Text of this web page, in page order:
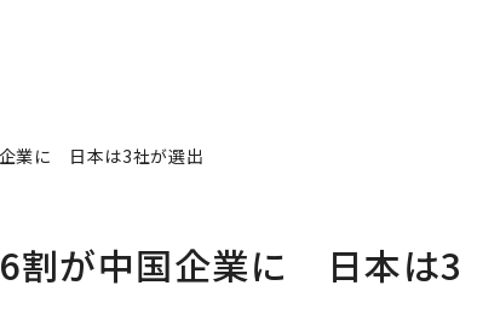
災害への無力感を乗り越
え見つけた、防災一筋20
ト、「超個別化」の核心
【MUFG×ウェルスナビ